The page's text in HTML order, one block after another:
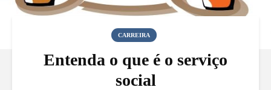
CARREIRA
Entenda o que é o serviço
social